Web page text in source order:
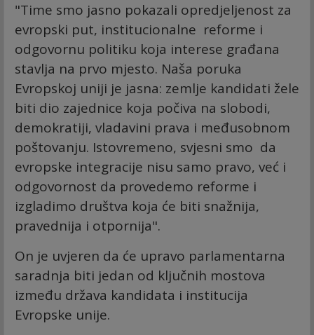
"Time smo jasno pokazali opredjeljenost za
evropski put, institucionalne reforme i
odgovornu politiku koja interese građana
stavlja na prvo mjesto. Naša poruka
Evropskoj uniji je jasna: zemlje kandidati žele
biti dio zajednice koja počiva na slobodi,
demokratiji, vladavini prava i međusobnom
poštovanju. Istovremeno, svjesni smo da
evropske integracije nisu samo pravo, već i
odgovornost da provedemo reforme i
izgladimo društva koja će biti snažnija,
pravednija i otpornija".
On je uvjeren da će upravo parlamentarna
saradnja biti jedan od ključnih mostova
između država kandidata i institucija
Evropske unije.